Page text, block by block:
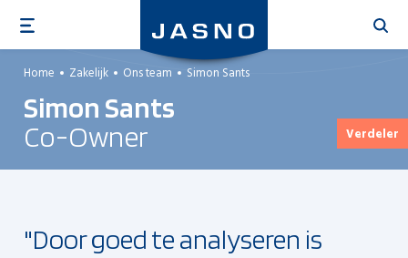
naar
inhoud
gaan
Verdeler
Home Zakelijk Ons team Simon Sants
Simon Sants
Co-Owner
"Door goed te analyseren is